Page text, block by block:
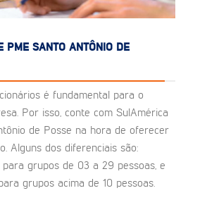
PME SANTO ANTÔNIO DE
é fundamental para o
Por isso, conte com SulAmérica
de Posse na hora de oferecer
Alguns dos diferenciais são:
para grupos de 03 a 29 pessoas, e
grupos acima de 10 pessoas.